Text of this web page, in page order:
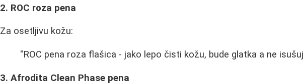
2. ROC roza pena
Za osetljivu kožu:
"ROC pena roza flašica - jako lepo čisti kožu, bude glatka a ne
3. Afrodita Clean Phase pena